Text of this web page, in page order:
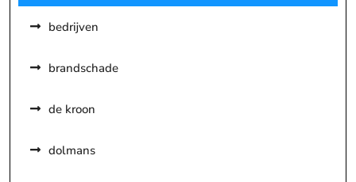
bedrijven
brandschade
de kroon
dolmans